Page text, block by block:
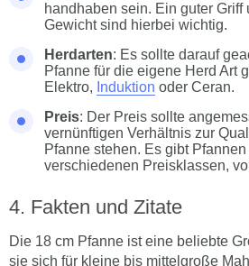
handhaben sein. Ein guter
Gewicht sind hierbei wichtig.
Herdarten: Es sollte darauf
Pfanne für die eigene Herd Art
Elektro, Induktion oder Ceran.
Preis: Der Preis sollte
vernünftigen Verhältnis zur
Pfanne stehen. Es gibt
verschiedenen Preisklassen,
Fakten und Zitate
Die 18 cm Pfanne ist eine beliebte
sie sich für kleine bis mittelgroße